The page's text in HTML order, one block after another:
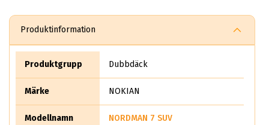
Produktinformation
Produktgrupp Dubbdäck
Märke NOKIAN
Modellnamn NORDMAN 7 SUV